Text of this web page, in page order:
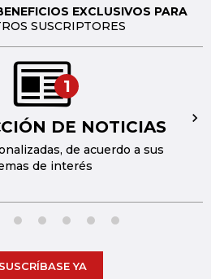
EXCLUSIVOS PARA
SUSCRIPTORES
1
DE NOTICIAS
de acuerdo a sus
de interés
→
SUSCRÍBASE YA